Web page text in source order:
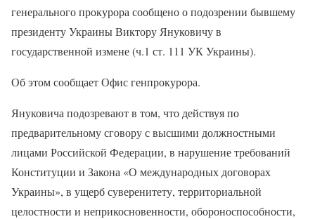
генерального прокурора сообщено о подозрении бывшему
президенту Украины Виктору Януковичу в
государственной измене (ч.1 ст. 111 УК Украины).
Об этом сообщает Офис генпрокурора.
Януковича подозревают в том, что действуя по
предварительному сговору с высшими должностными
лицами Российской Федерации, в нарушение требований
Конституции и Закона «О международных договорах
Украины», в ущерб суверенитету, территориальной
целостности и неприкосновенности, обороноспособности,